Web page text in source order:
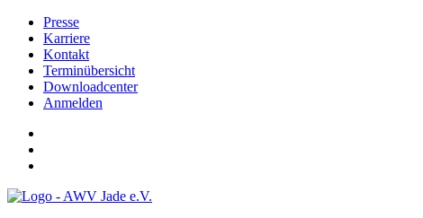
Presse
Karriere
Kontakt
Terminübersicht
Downloadcenter
Anmelden